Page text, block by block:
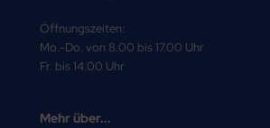
Öffnungszeiten:
Mo.-Do. von 8.00 bis 17.00 Uhr
Fr. bis 14.00 Uhr
Mehr über...